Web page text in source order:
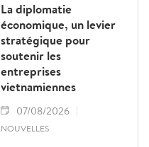
La diplomatie
économique, un levier
stratégique pour
soutenir les
entreprises
vietnamiennes
07/08/2026
NOUVELLES